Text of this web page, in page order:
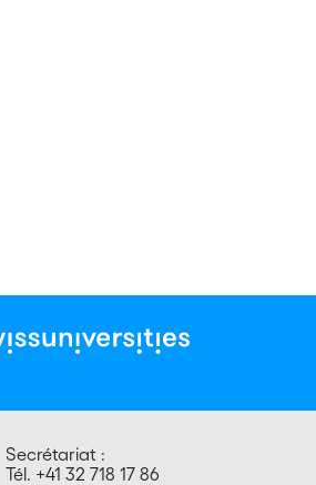
Secrétariat :
Tél. +41 32 718 17 86